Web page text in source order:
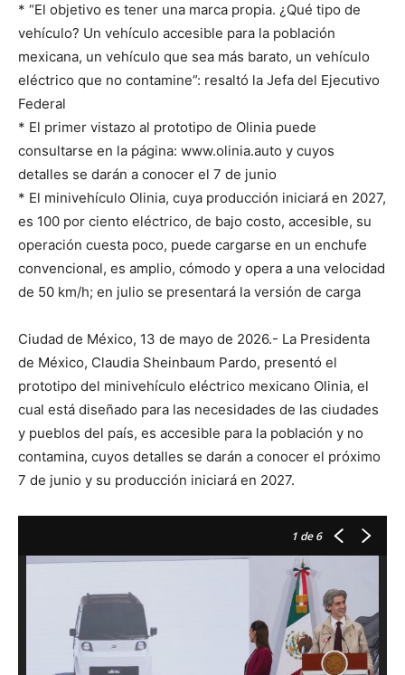
* “El objetivo es tener una marca propia. ¿Qué tipo de
vehículo? Un vehículo accesible para la población
mexicana, un vehículo que sea más barato, un vehículo
eléctrico que no contamine”: resaltó la Jefa del Ejecutivo
Federal
* El primer vistazo al prototipo de Olinia puede
consultarse en la página: www.olinia.auto y cuyos
detalles se darán a conocer el 7 de junio
* El minivehículo Olinia, cuya producción iniciará en 2027,
es 100 por ciento eléctrico, de bajo costo, accesible, su
operación cuesta poco, puede cargarse en un enchufe
convencional, es amplio, cómodo y opera a una velocidad
de 50 km/h; en julio se presentará la versión de carga
Ciudad de México, 13 de mayo de 2026.- La Presidenta
de México, Claudia Sheinbaum Pardo, presentó el
prototipo del minivehículo eléctrico mexicano Olinia, el
cual está diseñado para las necesidades de las ciudades
y pueblos del país, es accesible para la población y no
contamina, cuyos detalles se darán a conocer el próximo
7 de junio y su producción iniciará en 2027.
1 de 6